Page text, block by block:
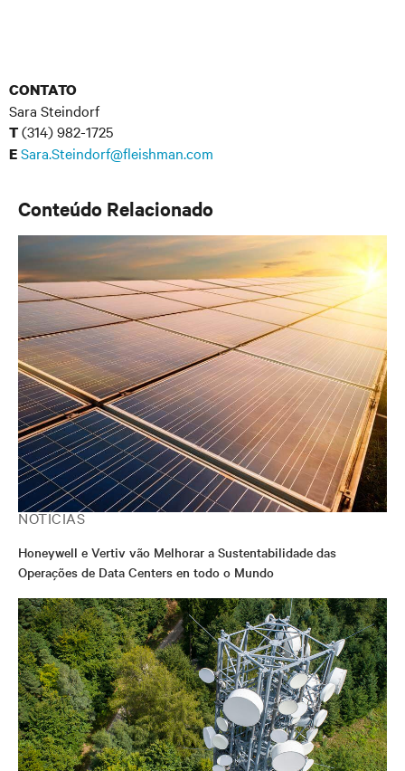
CONTATO
Sara Steindorf
T(314) 982-1725
ESara.Steindorf@fleishman.com
Conteúdo Relacionado
NOTÍCIAS
Honeywell e Vertiv vão Melhorar a Sustentabilidade das
Operações de Data Centers en todo o Mundo